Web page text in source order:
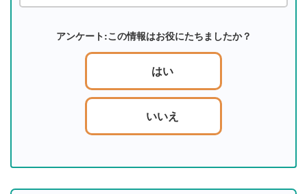
アンケート:この情報はお役にたちましたか？
はい
いいえ